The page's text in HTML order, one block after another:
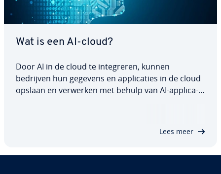
Wat is een AI-cloud?
Door AI in de cloud te in­te­gre­ren, kunnen
bedrijven hun gegevens en ap­pli­ca­ties in de cloud
opslaan en verwerken met behulp van AI-ap­pli­ca­
Lees meer